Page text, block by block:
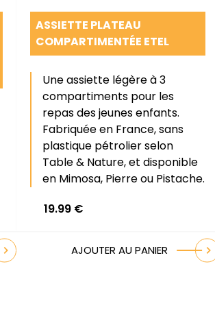
ASSIETTE PLATEAU
COMPARTIMENTÉE ETEL
Une assiette légère à 3
compartiments pour les
repas des jeunes enfants.
Fabriquée en France, sans
plastique pétrolier selon
Table & Nature, et disponible
en Mimosa, Pierre ou Pistache.
19.99 €
AJOUTER AU PANIER